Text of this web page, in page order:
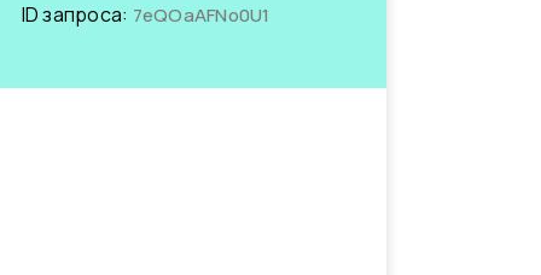
ID запроса: 7eQOaAFNo0U1